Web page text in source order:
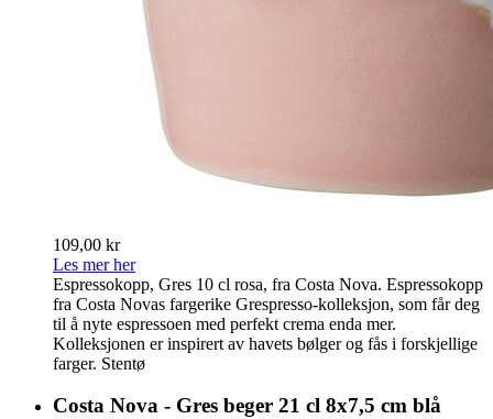
109,00 kr
Les mer her
Espressokopp, Gres 10 cl rosa, fra Costa Nova. Espressokopp
fra Costa Novas fargerike Grespresso-kolleksjon, som får deg
til å nyte espressoen med perfekt crema enda mer.
Kolleksjonen er inspirert av havets bølger og fås i forskjellige
farger. Stentø
Costa Nova - Gres beger 21 cl 8x7,5 cm blå